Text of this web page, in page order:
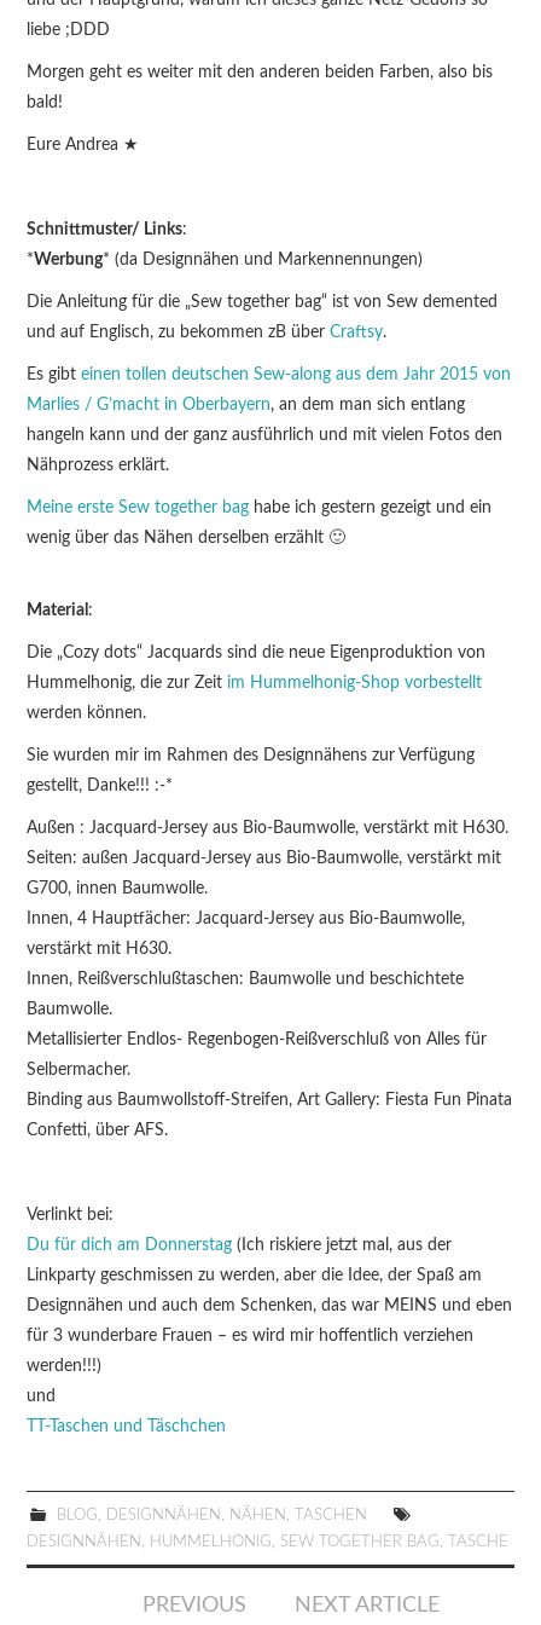
liebe ;DDD
Morgen geht es weiter mit den anderen beiden Farben, also bis
bald!
Eure Andrea ★
Schnittmuster/ Links:
*Werbung* (da Designnähen und Markennennungen)
Die Anleitung für die „Sew together bag“ ist von Sew demented
und auf Englisch, zu bekommen zB überCraftsy.
Es gibteinen tollen deutschen Sew-along aus dem Jahr 2015 von
Marlies / G’macht in Oberbayern, an dem man sich entlang
hangeln kann und der ganz ausführlich und mit vielen Fotos den
Nähprozess erklärt.
Meine erste Sew together bag habe ich gestern gezeigt und ein
wenig über das Nähen derselben erzählt 🙂
Material :
Die „Cozy dots“ Jacquards sind die neue Eigenproduktion von
Hummelhonig, die zur Zeit im Hummelhonig-Shop vorbestellt
werden können.
Sie wurden mir im Rahmen des Designnähens zur Verfügung
gestellt, Danke!!! :-*
Außen : Jacquard-Jersey aus Bio-Baumwolle, verstärkt mit H630.
Seiten: außen Jacquard-Jersey aus Bio-Baumwolle, verstärkt mit
G700, innen Baumwolle.
Innen, 4 Hauptfächer: Jacquard-Jersey aus Bio-Baumwolle,
verstärkt mit H630.
Innen, Reißverschlußtaschen: Baumwolle und beschichtete
Baumwolle.
Metallisierter Endlos- Regenbogen-Reißverschluß von Alles für
Selbermacher.
Binding aus Baumwollstoff-Streifen, Art Gallery: Fiesta Fun Pinata
Confetti, über AFS.
Verlinkt bei:
Du für dich am Donnerstag (Ich riskiere jetzt mal, aus der
Linkparty geschmissen zu werden, aber die Idee, der Spaß am
Designnähen und auch dem Schenken, das war MEINS und eben
für 3 wunderbare Frauen – es wird mir hoffentlich verziehen
werden!!!)
und
TT-Taschen und Täschchen
BLOG, DESIGNNÄHEN , NÄHEN ,
TASCHEN
DESIGNNÄHEN , HUMMELHONIG, SEW TOGETHER BAG, TASCHE
PREVIOUS NEXT ARTICLE